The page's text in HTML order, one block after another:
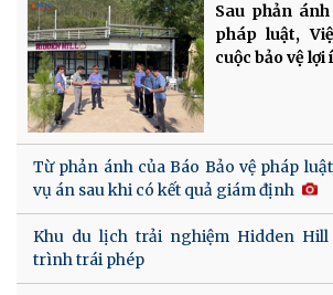
Sau phản
pháp luật,
cuộc bảo vệ
Từ phản ánh của Báo Bảo vệ pháp
vụ án sau khi có kết quả giám định
Khu du lịch trải nghiệm Hidden
trình trái phép